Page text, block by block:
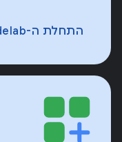
התחלת ה-Codelab